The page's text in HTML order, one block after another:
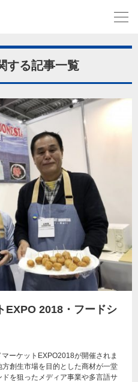
する記事一覧
EXPO 2018・フードシ
ーケットEXPO2018が開催されま
創生市場を目的とした商材が一堂
を狙ったメディア事業や多言語サ